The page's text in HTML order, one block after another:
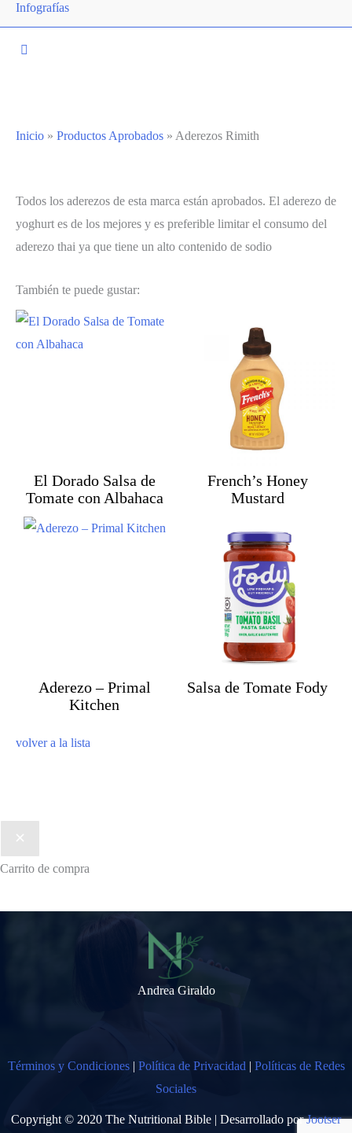
Infografías
Inicio » Productos Aprobados » Aderezos Rimith
Todos los aderezos de esta marca están aprobados. El aderezo de
yoghurt es de los mejores y es preferible limitar el consumo del
aderezo thai ya que tiene un alto contenido de sodio
También te puede gustar:
El Dorado Salsa de
Tomate con Albahaca
French’s Honey
Mustard
Aderezo – Primal
Kitchen
Salsa de Tomate Fody
volver a la lista
Carrito de compra
Andrea Giraldo
Términos y Condiciones| Política de Privacidad| Políticas de Redes
Sociales
Copyright © 2020 The Nutritional Bible | Desarrollado por Jootser